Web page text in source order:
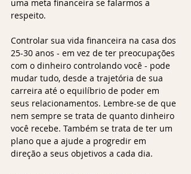
uma meta financeira se falarmos a
respeito.
Controlar sua vida financeira na casa dos
25-30 anos - em vez de ter preocupações
com o dinheiro controlando você - pode
mudar tudo, desde a trajetória de sua
carreira até o equilíbrio de poder em
seus relacionamentos. Lembre-se de que
nem sempre se trata de quanto dinheiro
você recebe. Também se trata de ter um
plano que a ajude a progredir em
direção a seus objetivos a cada dia.